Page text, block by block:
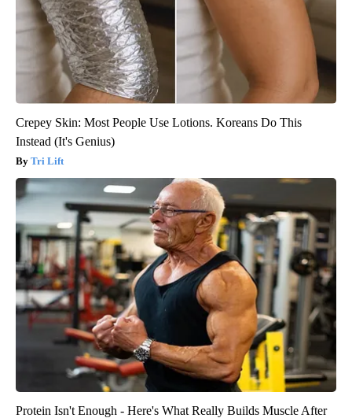
Crepey Skin: Most People Use Lotions. Koreans Do This
Instead (It's Genius)
Tri Lift
Protein Isn't Enough - Here's What Really Builds Muscle After